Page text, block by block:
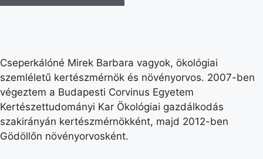
Cseperkálóné Mirek Barbara vagyok, ökológiai
szemléletű kertészmérnök és növényorvos. 2007-ben
végeztem a Budapesti Corvinus Egyetem
Kertészettudományi Kar Ökológiai gazdálkodás
szakirányán kertészmérnökként, majd 2012-ben
Gödöllőn növényorvosként.